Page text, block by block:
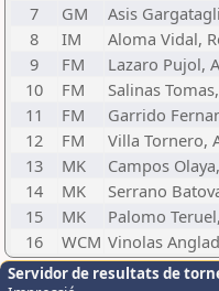
7
GM Asis
8
IM Aloma Vidal,
9
FM Lazaro Pujol,
10
FM Salinas
11
FM Garrido
12
FM Villa Tornero,
13
MK Campos
14
MK Serrano
15
MK Palomo
16
WCM Vinolas
Servidor de resultats de